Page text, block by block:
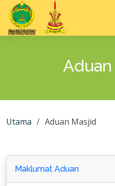
Utama Aduan Masjid
Maklumat Aduan